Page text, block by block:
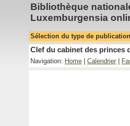
Bibliothèque
Luxemburgensia
Sélection du type de
Clef du cabinet des princes
Navigation: Home Calendrier